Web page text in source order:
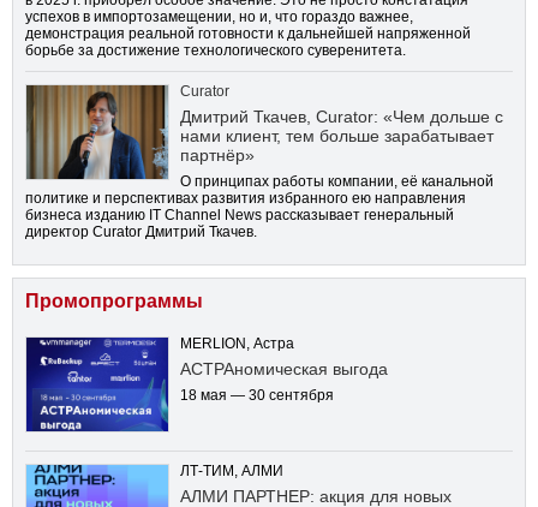
успехов в импортозамещении, но и, что гораздо важнее,
демонстрация реальной готовности к дальнейшей напряженной
борьбе за достижение технологического суверенитета.
Curator
Дмитрий Ткачев, Curator: «Чем дольше с
нами клиент, тем больше зарабатывает
партнёр»
О принципах работы компании, её канальной
политике и перспективах развития избранного ею направления
бизнеса изданию IT Channel News рассказывает генеральный
директор Curator Дмитрий Ткачев.
Промопрограммы
MERLION, Астра
АСТРАномическая выгода
18 мая — 30 сентября
ЛТ-ТИМ, АЛМИ
АЛМИ ПАРТНЕР: акция для новых